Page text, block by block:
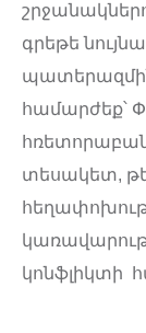
գրեթե
համարժեք՝
տեսակետ,
կոնֆլիկտի